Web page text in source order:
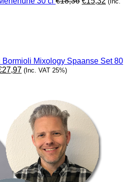
Bormioli Mixology Spaanse Set 80
27,97Huidige
(Inc. VAT 25%)